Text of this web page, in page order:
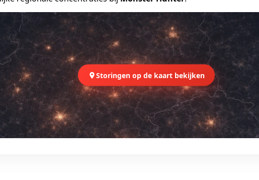
Storingen op de kaart bekijken